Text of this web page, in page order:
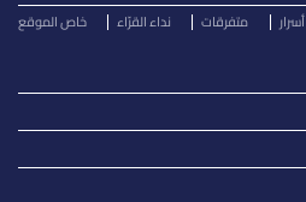
أسرار متفرقات نداء القرّاء خاص الموقع